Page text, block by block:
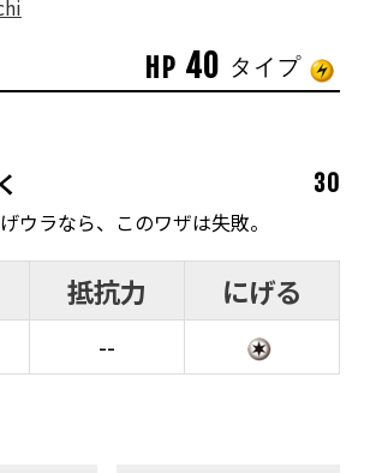
HP 40 タイプ
30
ウラなら、このワザは失敗。
抵抗力 にげる
--